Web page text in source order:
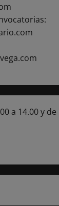
a 14.00 y de